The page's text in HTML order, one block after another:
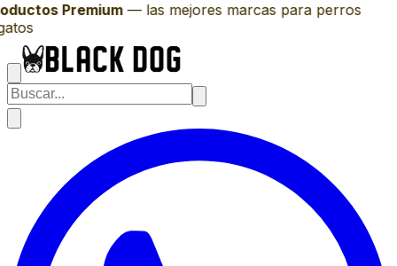
Premium—las mejores marcas para perros